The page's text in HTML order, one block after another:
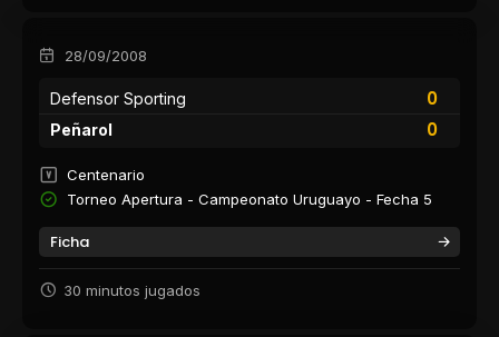
28/09/2008
Defensor Sporting
0
0
Peñarol
Centenario
Torneo Apertura - Campeonato Uruguayo - Fecha 5
Ficha
30 minutos jugados